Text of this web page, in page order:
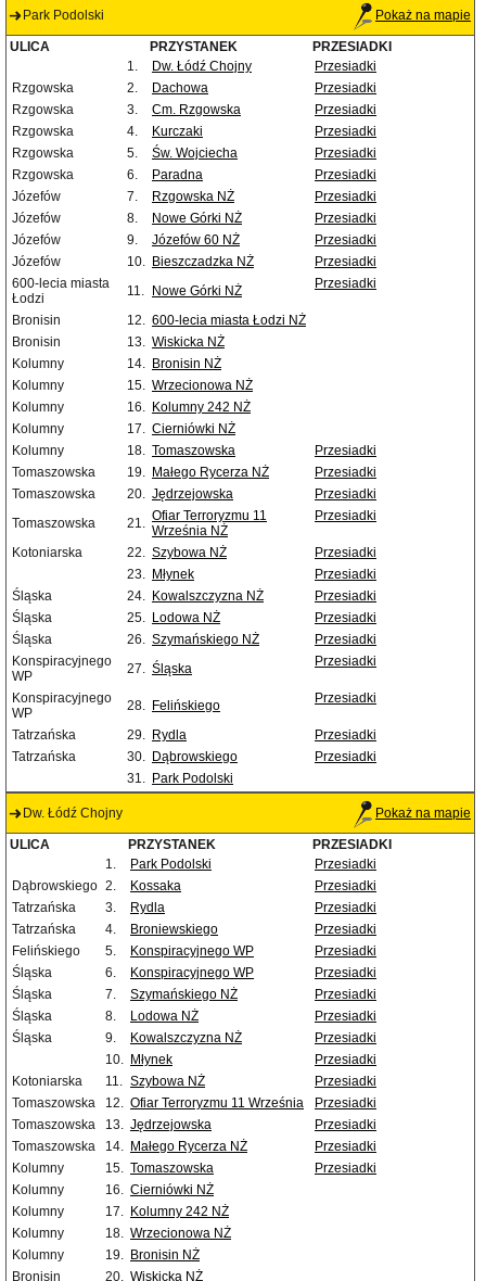
Park Podolski Pokaż na mapie
ULICA PRZYSTANEK
PRZESIADKI
1.
Dw. Łódź Chojny
Przesiadki
Rzgowska
2. Dachowa
Przesiadki
Rzgowska
3. Cm. Rzgowska
Przesiadki
Rzgowska
4. Kurczaki
Przesiadki
Rzgowska
5. Św. Wojciecha
Przesiadki
Rzgowska
6. Paradna
Przesiadki
Józefów
7. Rzgowska NŻ
Przesiadki
Józefów
8. Nowe Górki NŻ
Przesiadki
Józefów
9. Józefów 60 NŻ
Przesiadki
Józefów
10. Bieszczadzka NŻ
Przesiadki
600-lecia miasta
Łodzi
11. Nowe Górki NŻ Przesiadki
Bronisin 12. 600-lecia miasta Łodzi NŻ
Bronisin
13. Wiskicka NŻ
Kolumny
14. Bronisin NŻ
Kolumny
15. Wrzecionowa NŻ
Kolumny
16. Kolumny 242 NŻ
Kolumny
17. Cierniówki NŻ
Kolumny
18. Tomaszowska
Przesiadki
Tomaszowska
19. Małego Rycerza NŻ
Przesiadki
Tomaszowska
20. Jędrzejowska
Przesiadki
Tomaszowska
21. Ofiar Terroryzmu 11
Września NŻ
Przesiadki
Kotoniarska 22. Szybowa NŻ
Przesiadki
23. Młynek
Przesiadki
Śląska
24. Kowalszczyzna NŻ
Przesiadki
Śląska
25. Lodowa NŻ
Przesiadki
Śląska
26. Szymańskiego NŻ
Przesiadki
Konspiracyjnego
WP
27. Śląska Przesiadki
Konspiracyjnego
WP
28. Felińskiego Przesiadki
Tatrzańska 29. Rydla
Przesiadki
Tatrzańska
30. Dąbrowskiego
Przesiadki
31. Park Podolski
Dw. Łódź Chojny Pokaż na mapie
ULICA PRZYSTANEK
PRZESIADKI
1.
Park Podolski
Przesiadki
Dąbrowskiego 2. Kossaka
Przesiadki
Tatrzańska
3. Rydla
Przesiadki
Tatrzańska
4. Broniewskiego
Przesiadki
Felińskiego
5. Konspiracyjnego WP
Przesiadki
Śląska
6. Konspiracyjnego WP
Przesiadki
Śląska
7. Szymańskiego NŻ
Przesiadki
Śląska
8. Lodowa NŻ
Przesiadki
Śląska
9. Kowalszczyzna NŻ
Przesiadki
10. Młynek
Przesiadki
Kotoniarska
11. Szybowa NŻ
Przesiadki
Tomaszowska
12. Ofiar Terroryzmu 11 Września
Przesiadki
Tomaszowska
13. Jędrzejowska
Przesiadki
Tomaszowska
14. Małego Rycerza NŻ
Przesiadki
Kolumny
15. Tomaszowska
Przesiadki
Kolumny
16. Cierniówki NŻ
Kolumny
17. Kolumny 242 NŻ
Kolumny
18. Wrzecionowa NŻ
Kolumny
19. Bronisin NŻ
Bronisin
20. Wiskicka NŻ